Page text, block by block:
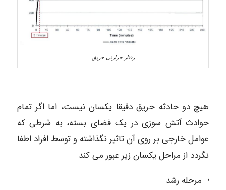
رفتار حرارتی حریق
هیچ دو حادثه حریق دقیقا یکسان نیست، اما اگر تمام
حوادث آتش سوزی در یک فضای بسته، به شرطی که
عوامل خارجی بر روی آن تاثیر نگذاشته و توسط افراد اطفا
نگردد از مراحل یکسان زیر عبور می کند
مرحله رشد